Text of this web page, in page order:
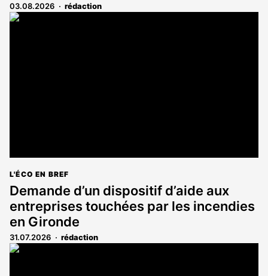
03.08.2026 rédaction
L'ÉCO EN BREF
Demande d’un dispositif d’aide aux
entreprises touchées par les incendies
en Gironde
31.07.2026 rédaction